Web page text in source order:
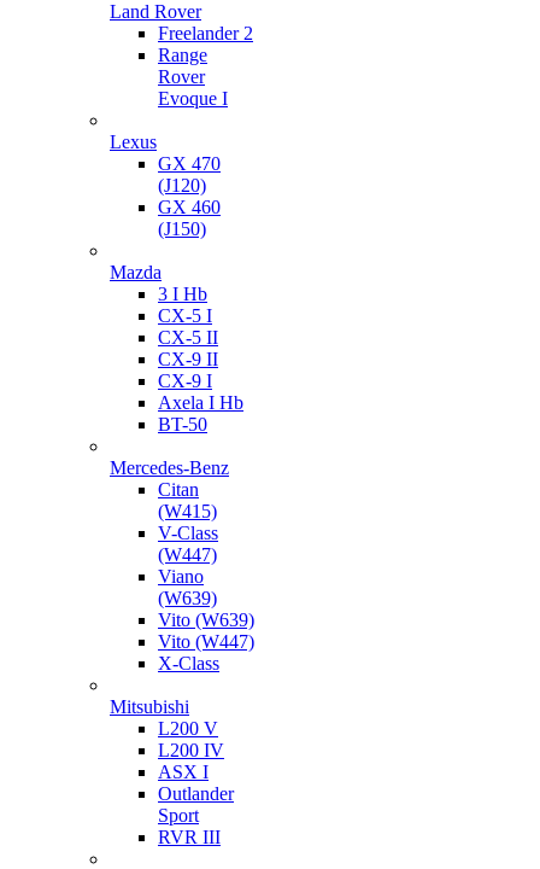
Land Rover
Freelander 2
Range
Rover
Evoque I
Lexus
GX 470
(J120)
GX 460
(J150)
Mazda
3 I Hb
CX-5 I
CX-5 II
CX-9 II
CX-9 I
Axela I Hb
BT-50
Mercedes-Benz
Citan
(W415)
V-Class
(W447)
Viano
(W639)
Vito (W639)
Vito (W447)
X-Class
Mitsubishi
L200 V
L200 IV
ASX I
Outlander
Sport
RVR III